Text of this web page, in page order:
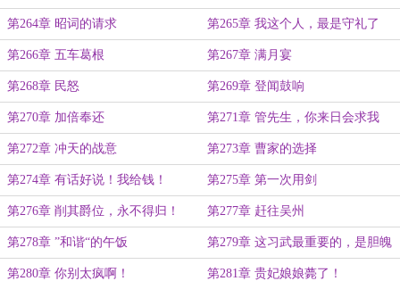
第264章 昭词的请求 第265章 我这个人，最是守礼了
第266章 五车葛根 第267章 满月宴
第268章 民怒 第269章 登闻鼓响
第270章 加倍奉还 第271章 管先生，你来日会求我
第272章 冲天的战意 第273章 曹家的选择
第274章 有话好说！我给钱！ 第275章 第一次用剑
第276章 削其爵位，永不得归！ 第277章 赶往吴州
第278章 ”和谐“的午饭 第279章 这习武最重要的，是胆魄
第280章 你别太疯啊！ 第281章 贵妃娘娘薨了！